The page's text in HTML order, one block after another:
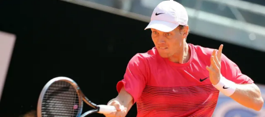
DALŠÍ SPORTY
Baseball a softbal
Soutěže